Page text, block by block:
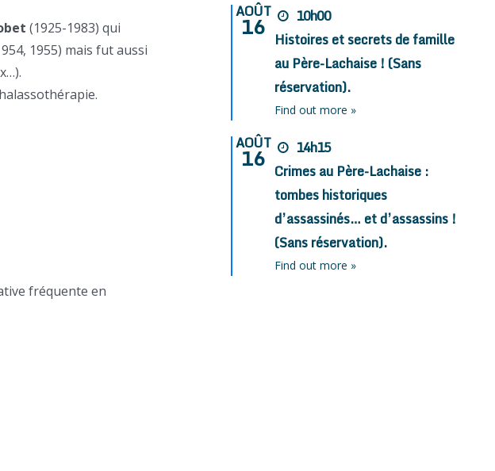
(1925-1983) qui
1955) mais fut aussi
fréquente en
AOÛT
16
10h00
Histoires et secrets de famille
au Père-Lachaise ! (Sans
réservation).
Find out more »
AOÛT
16
14h15
Crimes au Père-Lachaise :
tombes historiques
d’assassinés… et d’assassins !
(Sans réservation).
Find out more »